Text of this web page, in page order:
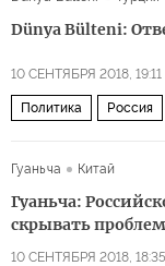
покушение на Сергея
отравляющий газ
Dünya Bülteni:
10 СЕНТЯБРЯ 2018, 19:11
Политика Россия
Гуаньча
Китай
Гуаньча:
скрывать
10 СЕНТЯБРЯ 2018, 18:35